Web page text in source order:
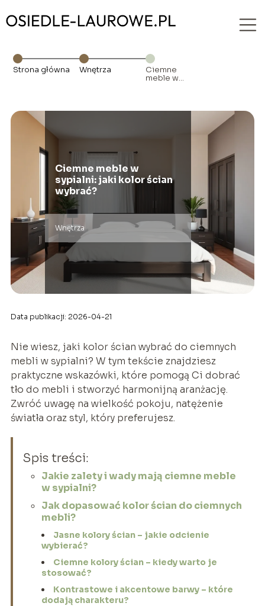
Strona główna Wnętrza
Ciemne
meble w
Ciemne meble w
sypialni: jaki kolor ścian
wybrać?
Wnętrza
Data publikacji: 2026-04-21
Nie wiesz, jaki kolor ścian wybrać do ciemnych
mebli w sypialni? W tym tekście znajdziesz
praktyczne wskazówki, które pomogą Ci dobrać
tło do mebli i stworzyć harmonijną aranżację.
Zwróć uwagę na wielkość pokoju, natężenie
światła oraz styl, który preferujesz.
Spis treści:
Jakie zalety i wady mają ciemne meble
w sypialni?
Jak dopasować kolor ścian do ciemnych
mebli?
Jasne kolory ścian – jakie odcienie
wybierać?
Ciemne kolory ścian – kiedy warto je
stosować?
Kontrastowe i akcentowe barwy – które
dodają charakteru?